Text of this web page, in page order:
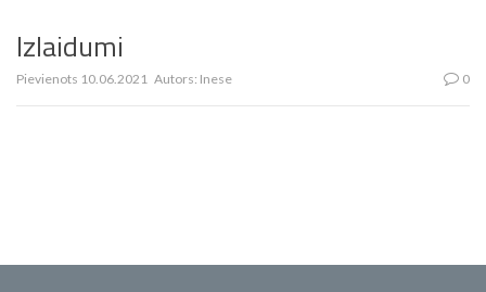
Izlaidumi
Pievienots 10.06.2021 Autors: Inese 0